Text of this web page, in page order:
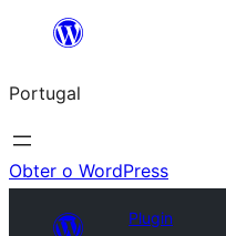
Saltar
o
conteúdo
Portugal
Obter o WordPress
Plugin